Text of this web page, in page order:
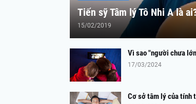
Tiến sỹ Tâm lý Tô Nhi A là
15/02/2019
Vì sao "người chưa
17/03/2024
Cơ sở tâm lý của tính